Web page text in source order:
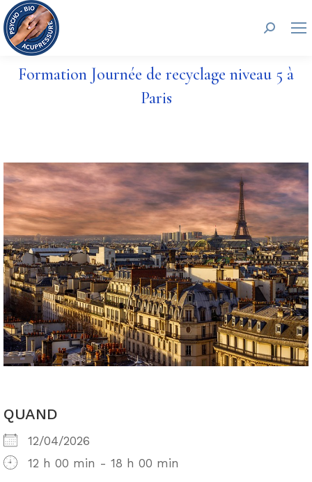
Formation Journée de recyclage niveau 5 à
Paris
QUAND
12/04/2026
12 h 00 min - 18 h 00 min